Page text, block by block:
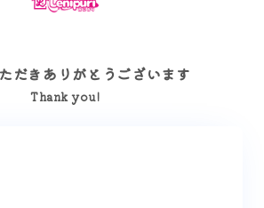
だきありがとうございます
Thank you!